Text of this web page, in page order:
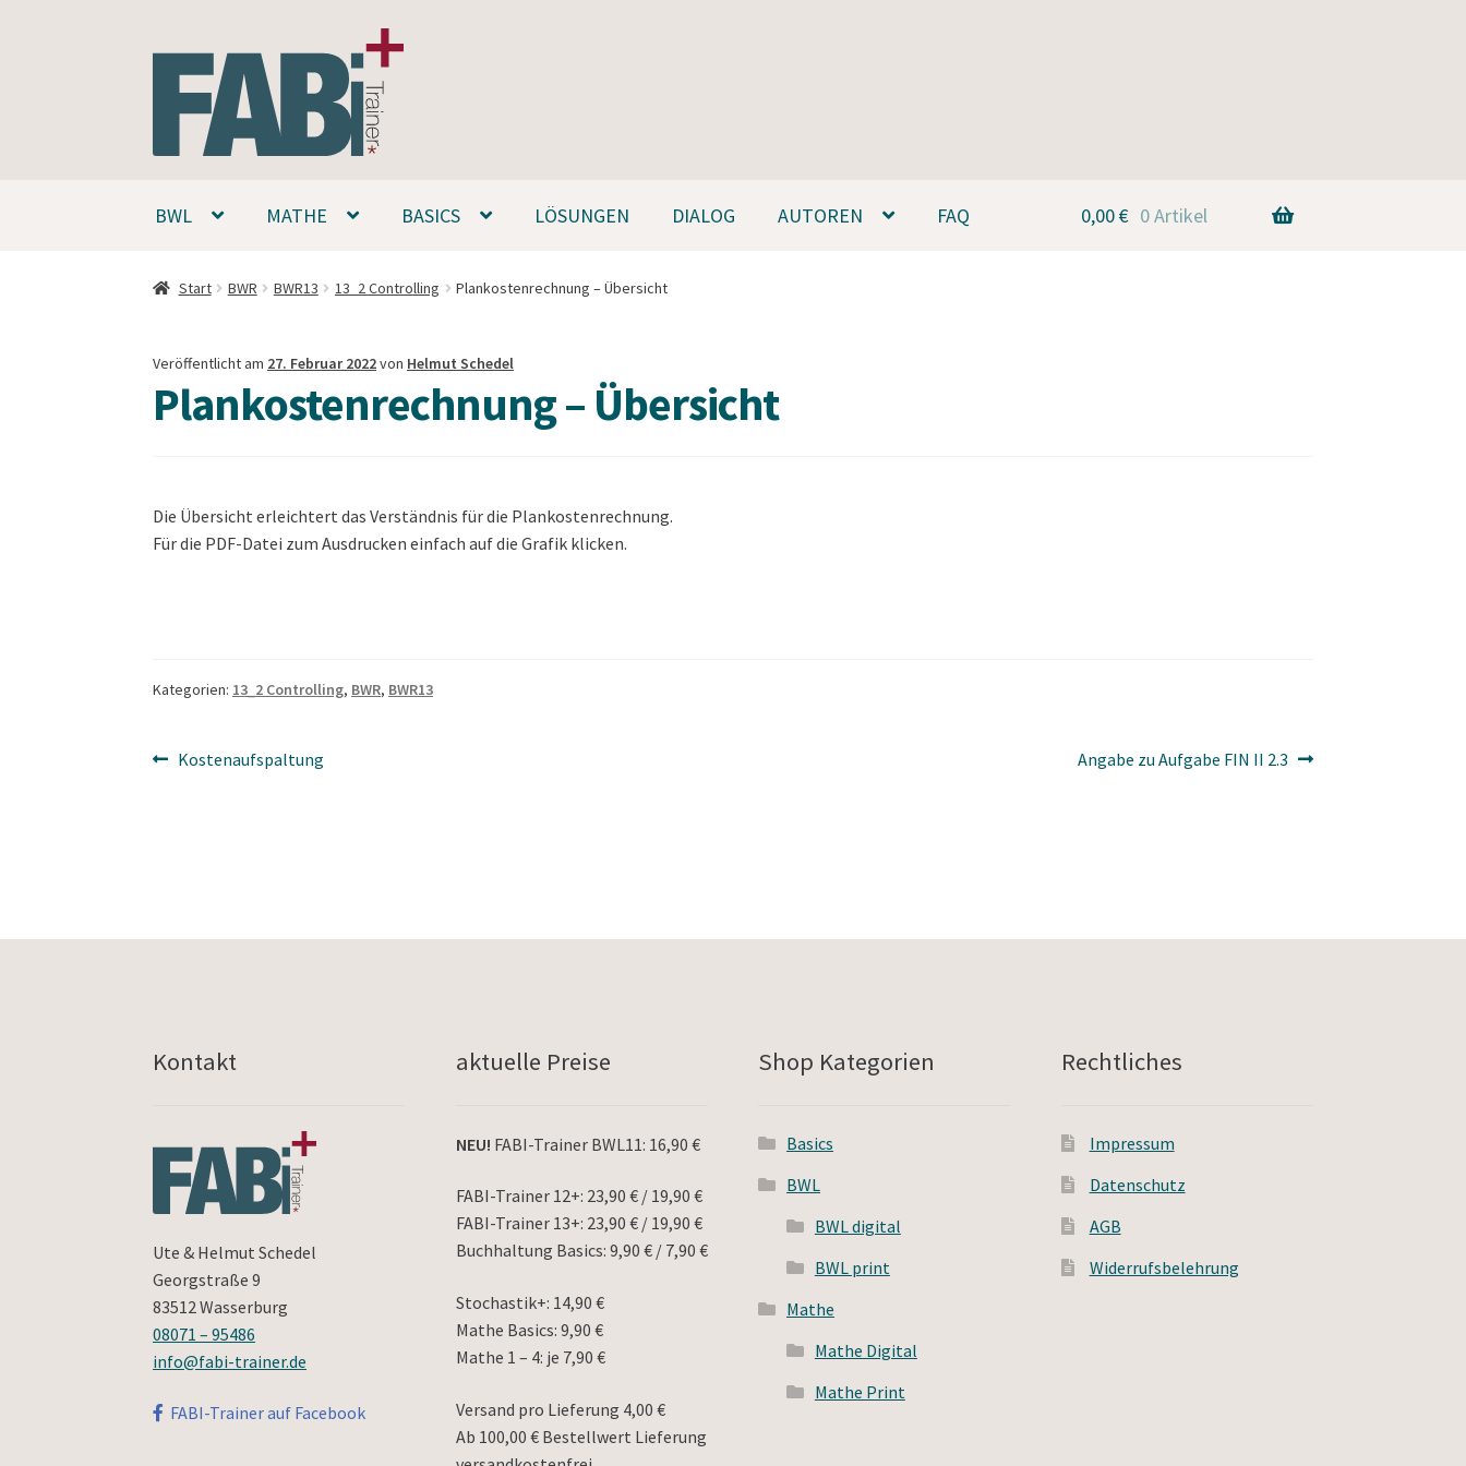
Navigation
springen
springen
BWL MATHE BASICS LÖSUNGEN DIALOG AUTOREN FAQ 0,00€ 0 Artikel
Start BWR BWR13 13_2 Controlling Plankostenrechnung – Übersicht
Veröffentlicht am 27. Februar 2022von Helmut Schedel
Plankostenrechnung – Übersicht
Die Übersicht erleichtert das Verständnis für die Plankostenrechnung.
Für die PDF-Datei zum Ausdrucken einfach auf die Grafik klicken.
Kategorien: 13_2 Controlling, BWR, BWR13
Beitragsnavigation
Vorheriger
Kostenaufspaltung
Nächster
Angabe zu Aufgabe FIN II 2.3
Kontakt
Ute & Helmut Schedel
Georgstraße 9
83512 Wasserburg
08071 – 95486
info@fabi-trainer.de
FABI-Trainer auf Facebook
aktuelle Preise
NEU! FABI-Trainer BWL11: 16,90 €
FABI-Trainer 12+: 23,90 € / 19,90 €
FABI-Trainer 13+: 23,90 € / 19,90 €
Buchhaltung Basics: 9,90 € / 7,90 €
Stochastik+: 14,90 €
Mathe Basics: 9,90 €
Mathe 1 – 4: je 7,90 €
Versand pro Lieferung 4,00 €
Ab 100,00 € Bestellwert Lieferung
Shop Kategorien
Basics
BWL
BWL digital
BWL print
Mathe
Mathe Digital
Mathe Print
Rechtliches
Impressum
Datenschutz
AGB
Widerrufsbelehrung